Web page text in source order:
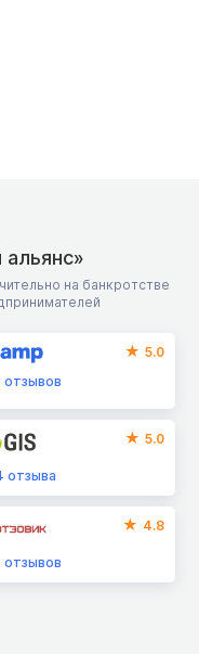
на банкротстве
5.0
отзывов
5.0
отзыва
4.8
отзывов